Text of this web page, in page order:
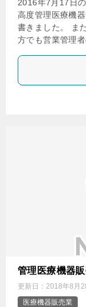
2016年7月17日
高度管理医療機
書きました。 ま
方でも営業管理
管理医療機器
更新日： 2018年8月
医療機器販売業